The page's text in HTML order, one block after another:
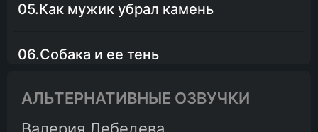
05.Как мужик убрал камень
06.Собака и ее тень
07.Шат и Дон
АЛЬТЕРНАТИВНЫЕ ОЗВУЧКИ